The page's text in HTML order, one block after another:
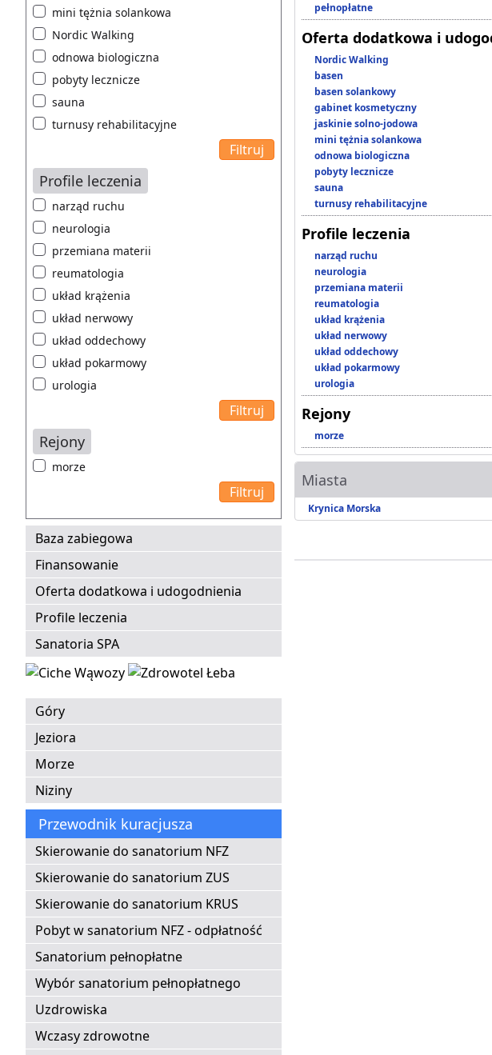
mini tężnia solankowa
Nordic Walking
odnowa biologiczna
pobyty lecznicze
sauna
turnusy rehabilitacyjne
Profile leczenia
narząd ruchu
neurologia
przemiana materii
reumatologia
układ krążenia
układ nerwowy
układ oddechowy
układ pokarmowy
urologia
Rejony
morze
Baza zabiegowa
Finansowanie
Oferta dodatkowa i udogodnienia
Profile leczenia
Sanatoria SPA
Góry
Jeziora
Morze
Niziny
Przewodnik kuracjusza
Skierowanie do sanatorium NFZ
Skierowanie do sanatorium ZUS
Skierowanie do sanatorium KRUS
Pobyt w sanatorium NFZ - odpłatność
Sanatorium pełnopłatne
Wybór sanatorium pełnopłatnego
Uzdrowiska
Wczasy zdrowotne
pełnopłatne
Oferta dodatkowa i
Nordic Walking
basen
basen solankowy
gabinet kosmetyczny
jaskinie solno-jodowa
mini tężnia solankowa
odnowa biologiczna
pobyty lecznicze
sauna
turnusy rehabilitacyjne
Profile leczenia
narząd ruchu
neurologia
przemiana materii
reumatologia
układ krążenia
układ nerwowy
układ oddechowy
układ pokarmowy
urologia
Rejony
morze
Miasta
Krynica Morska